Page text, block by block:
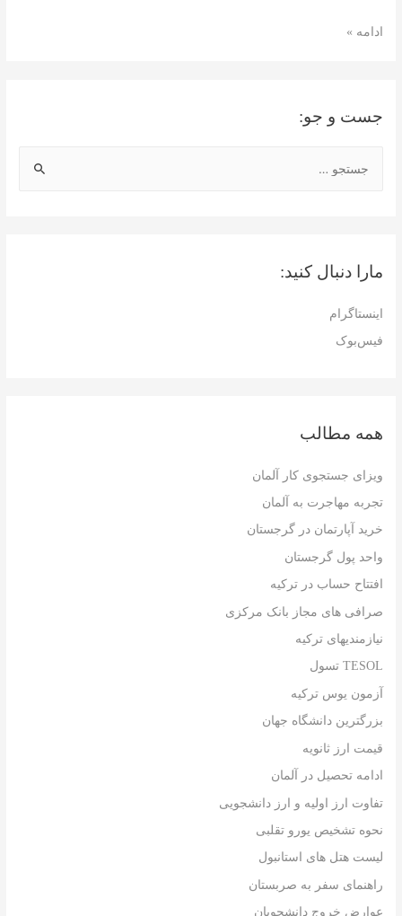
جست و جو:
بمارا دنبال کنید:
اینستاگرام
فیس‌بوک
همه مطالب
ویزای جستجوی کار آلمان
تجربه مهاجرت به آلمان
خرید آپارتمان در گرجستان
واحد پول گرجستان
افتتاح حساب در ترکیه
صرافی های مجاز بانک مرکزی
نیازمندیهای ترکیه
TESOL تسول
آزمون یوس ترکیه
بزرگترین دانشگاه جهان
قیمت ارز ثانویه
ادامه تحصیل در آلمان
تفاوت ارز اولیه و ارز دانشجویی
نحوه تشخیص یورو تقلبی
لیست هتل های استانبول
راهنمای سفر به صربستان
عوارض خروج دانشجویان
افتتاح
ادامه »